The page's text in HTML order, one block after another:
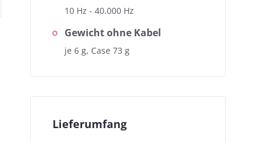
10 Hz - 40.000 Hz
Gewicht ohne Kabel
je 6 g, Case 73 g
Lieferumfang